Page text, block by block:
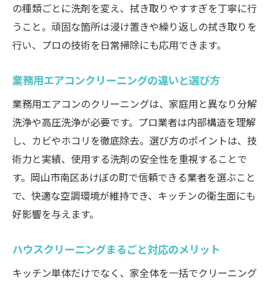
の種類ごとに洗剤を変え、拭き取りやすすぎを丁寧に行
うこと。頑固な箇所は浸け置きや繰り返しの拭き取りを
行い、プロの技術を日常掃除にも応用できます。
業務用エアコンクリーニングの違いと選び方
業務用エアコンのクリーニングは、家庭用と異なり分解
洗浄や高圧洗浄が必要です。プロ業者は内部構造を理解
し、カビやホコリを徹底除去。選び方のポイントは、技
術力と実績、使用する洗剤の安全性を重視することで
す。岡山市南区あけぼの町で信頼できる業者を選ぶこと
で、快適な空調環境が維持でき、キッチンの衛生面にも
好影響を与えます。
ハウスクリーニングまるごと対応のメリット
キッチン単体だけでなく、家全体を一括でクリーニング